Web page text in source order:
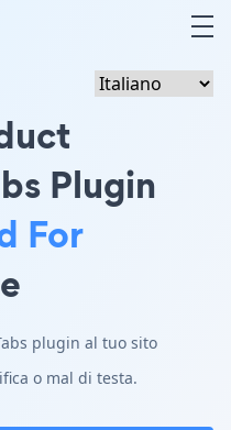
Plugin
For
plugin al tuo sito
o mal di testa.